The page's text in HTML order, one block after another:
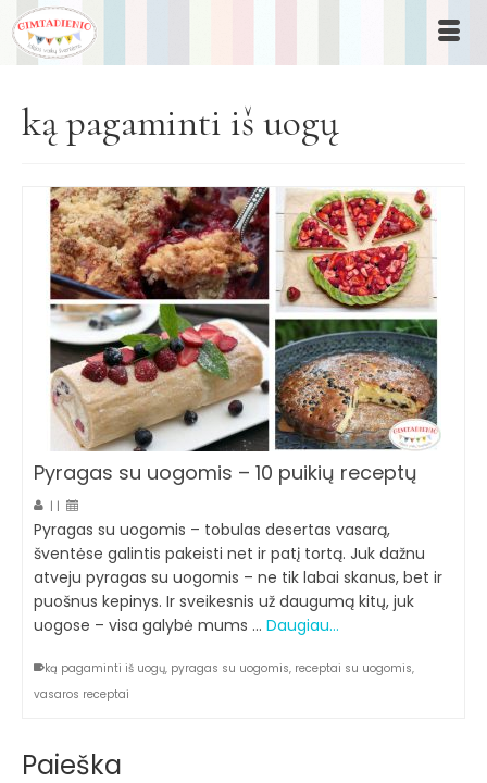
ką pagaminti iš uogų
Pyragas su uogomis – 10 puikių receptų
| |
Pyragas su uogomis – tobulas desertas vasarą,
šventėse galintis pakeisti net ir patį tortą. Juk dažnu
atveju pyragas su uogomis – ne tik labai skanus, bet ir
puošnus kepinys. Ir sveikesnis už daugumą kitų, juk
uogose – visa galybė mums … Daugiau…
ką pagaminti iš uogų, pyragas su uogomis, receptai su uogomis,
vasaros receptai
Paieška